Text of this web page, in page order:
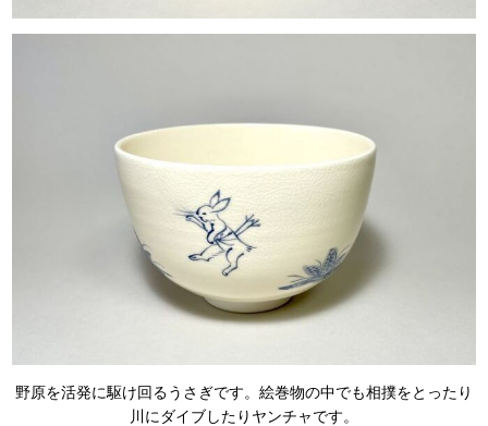
野原を活発に駆け回るうさぎです。絵巻物の中でも相撲をとったり
川にダイブしたりヤンチャです。